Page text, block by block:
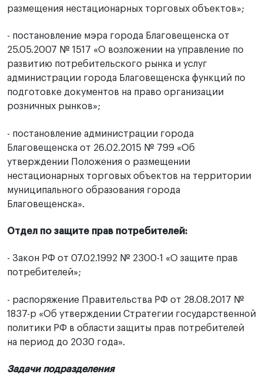
размещения нестационарных торговых объектов»;
- постановление мэра города Благовещенска от
25.05.2007 № 1517 «О возложении на управление по
развитию потребительского рынка и услуг
администрации города Благовещенска функций по
подготовке документов на право организации
розничных рынков»;
- постановление администрации города
Благовещенска от 26.02.2015 № 799 «Об
утверждении Положения о размещении
нестационарных торговых объектов на территории
муниципального образования города
Благовещенска».
Отдел по защите прав потребителей:
- Закон РФ от 07.02.1992 № 2300-1 «О защите прав
потребителей»;
- распоряжение Правительства РФ от 28.08.2017 №
1837-р «Об утверждении Стратегии государственной
политики РФ в области защиты прав потребителей
на период до 2030 года».
Задачи подразделения